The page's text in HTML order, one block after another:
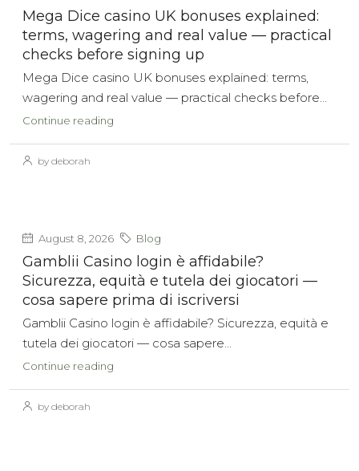
Mega Dice casino UK bonuses explained:
terms, wagering and real value — practical
checks before signing up
Mega Dice casino UK bonuses explained: terms,
wagering and real value — practical checks before...
Continue reading
by deborah
August 8, 2026 Blog
Gamblii Casino login è affidabile?
Sicurezza, equità e tutela dei giocatori —
cosa sapere prima di iscriversi
Gamblii Casino login è affidabile? Sicurezza, equità e
tutela dei giocatori — cosa sapere...
Continue reading
by deborah